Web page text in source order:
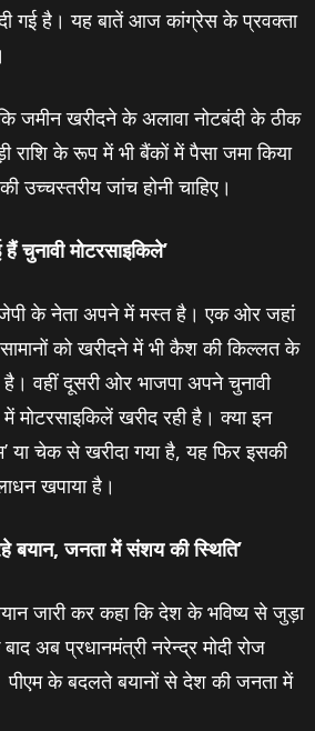
गई है। यह बातें आज कांग्रेस के प्रवक्‍ता
जमीन खरीदने के अलावा नोटबंदी के ठीक
राशि के रूप में भी बैंकों में पैसा जमा किया
उच्‍चस्‍तरीय जांच होनी चाहिए।
चुनावी मोटरसाइकिले’
के नेता अपने में मस्‍त है। एक ओर जहां
को खरीदने में भी कैश की किल्‍लत के
वहीं दूसरी ओर भाजपा अपने चुनावी
मोटरसाइकिलें खरीद रही है। क्‍या इन
या चेक से खरीदा गया है, यह फिर इसकी
खपाया है।
बयान, जनता में संशय की स्थिति’
जारी कर कहा कि देश के भविष्‍य से जुड़ा
अब प्रधानमंत्री नरेन्‍द्र मोदी रोज
के बदलते बयानों से देश की जनता में